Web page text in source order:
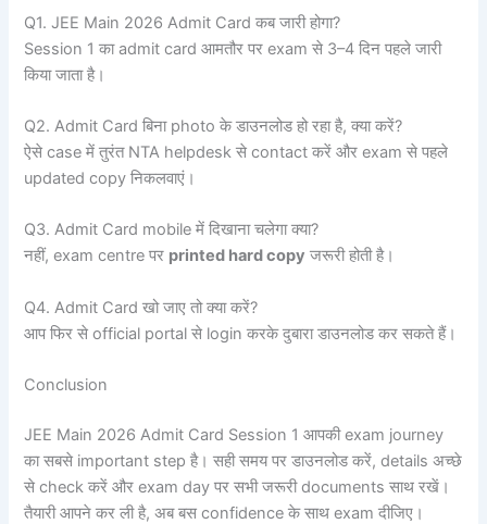
Q1. JEE Main 2026 Admit Card कब जारी होगा?
Session 1 का admit card आमतौर पर exam से 3–4 दिन पहले जारी
किया जाता है।
Q2. Admit Card बिना photo के डाउनलोड हो रहा है, क्या करें?
ऐसे case में तुरंत NTA helpdesk से contact करें और exam से पहले
updated copy निकलवाएं।
Q3. Admit Card mobile में दिखाना चलेगा क्या?
नहीं, exam centre पर printed hard copy जरूरी होती है।
Q4. Admit Card खो जाए तो क्या करें?
आप फिर से official portal से login करके दुबारा डाउनलोड कर सकते हैं।
Conclusion
JEE Main 2026 Admit Card Session 1 आपकी exam journey
का सबसे important step है। सही समय पर डाउनलोड करें, details अच्छे
से check करें और exam day पर सभी जरूरी documents साथ रखें।
तैयारी आपने कर ली है, अब बस confidence के साथ exam दीजिए।